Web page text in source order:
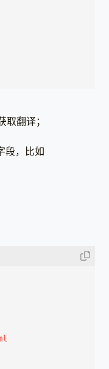
翻译；
段，比如